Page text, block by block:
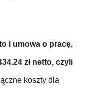
i umowa o pracę,
zł netto, czyli
koszty dla